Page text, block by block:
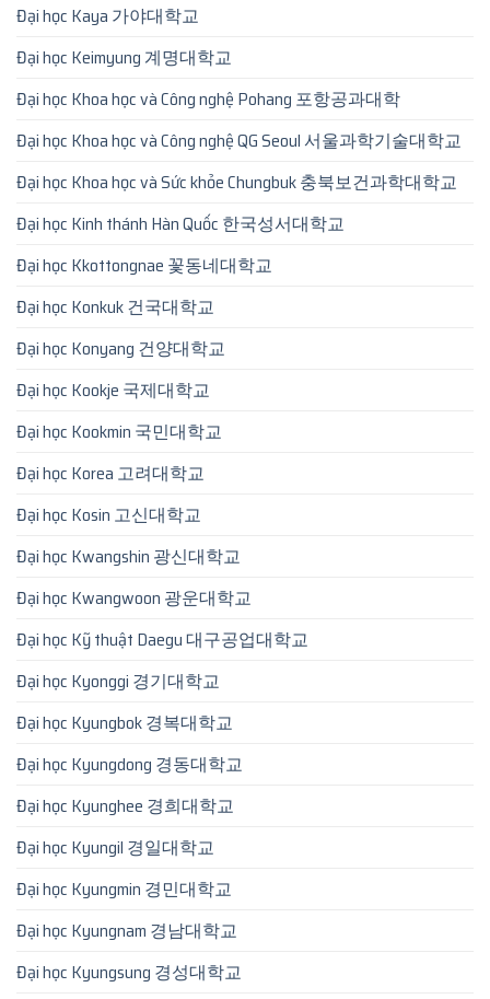
Đại học Kaya 가야대학교
Đại học Keimyung 계명대학교
Đại học Khoa học và Công nghệ Pohang 포항공과대학
Đại học Khoa học và Công nghệ QG Seoul 서울과학기술대학교
Đại học Khoa học và Sức khỏe Chungbuk 충북보건과학대학교
Đại học Kinh thánh Hàn Quốc 한국성서대학교
Đại học Kkottongnae 꽃동네대학교
Đại học Konkuk 건국대학교
Đại học Konyang 건양대학교
Đại học Kookje 국제대학교
Đại học Kookmin 국민대학교
Đại học Korea 고려대학교
Đại học Kosin 고신대학교
Đại học Kwangshin 광신대학교
Đại học Kwangwoon 광운대학교
Đại học Kỹ thuật Daegu 대구공업대학교
Đại học Kyonggi 경기대학교
Đại học Kyungbok 경복대학교
Đại học Kyungdong 경동대학교
Đại học Kyunghee 경희대학교
Đại học Kyungil 경일대학교
Đại học Kyungmin 경민대학교
Đại học Kyungnam 경남대학교
Đại học Kyungsung 경성대학교